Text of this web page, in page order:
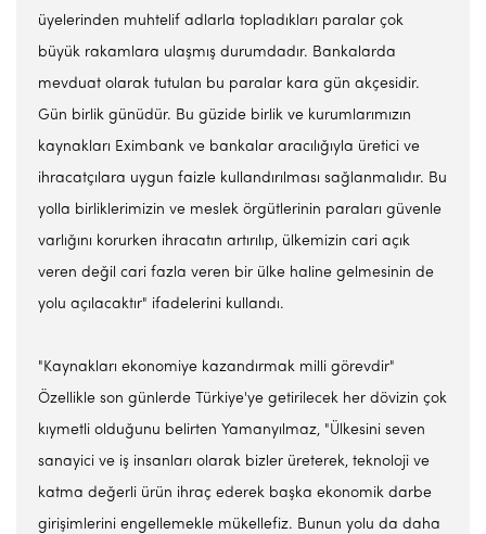
üyelerinden muhtelif adlarla topladıkları paralar çok
büyük rakamlara ulaşmış durumdadır. Bankalarda
mevduat olarak tutulan bu paralar kara gün akçesidir.
Gün birlik günüdür. Bu güzide birlik ve kurumlarımızın
kaynakları Eximbank ve bankalar aracılığıyla üretici ve
ihracatçılara uygun faizle kullandırılması sağlanmalıdır. Bu
yolla birliklerimizin ve meslek örgütlerinin paraları güvenle
varlığını korurken ihracatın artırılıp, ülkemizin cari açık
veren değil cari fazla veren bir ülke haline gelmesinin de
yolu açılacaktır" ifadelerini kullandı.
"Kaynakları ekonomiye kazandırmak milli görevdir"
Özellikle son günlerde Türkiye'ye getirilecek her dövizin çok
kıymetli olduğunu belirten Yamanyılmaz, "Ülkesini seven
sanayici ve iş insanları olarak bizler üreterek, teknoloji ve
katma değerli ürün ihraç ederek başka ekonomik darbe
girişimlerini engellemekle mükellefiz. Bunun yolu da daha